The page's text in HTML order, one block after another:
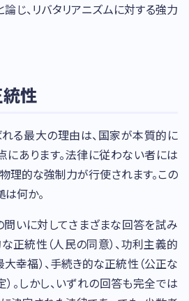
じ、リバタリアニズムに対する強力
性
れる最大の理由は、国家が本質的に
にあります。法律に従わない者には
理的な強制力が行使されます。この
は何か。
問いに対してさまざまな回答を試み
正統性（人民の同意）、功利主義的
幸福）、手続き的な正統性（公正な
。しかし、いずれの回答も完全では